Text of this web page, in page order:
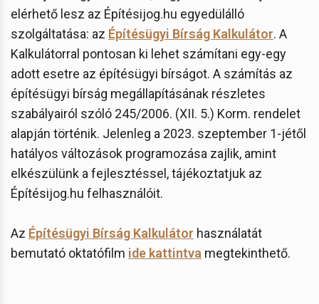
elérhető lesz az Építésijog.hu egyedülálló
szolgáltatása: az Építésügyi Bírság Kalkulátor. A
Kalkulátorral pontosan ki lehet számítani egy-egy
adott esetre az építésügyi bírságot. A számítás az
építésügyi bírság megállapításának részletes
szabályairól szóló 245/2006. (XII. 5.) Korm. rendelet
alapján történik. Jelenleg a 2023. szeptember 1-jétől
hatályos változások programozása zajlik, amint
elkészülünk a fejlesztéssel, tájékoztatjuk az
Építésijog.hu felhasználóit.
Az Építésügyi Bírság Kalkulátor használatát
bemutató oktatófilm ide kattintva megtekinthető.